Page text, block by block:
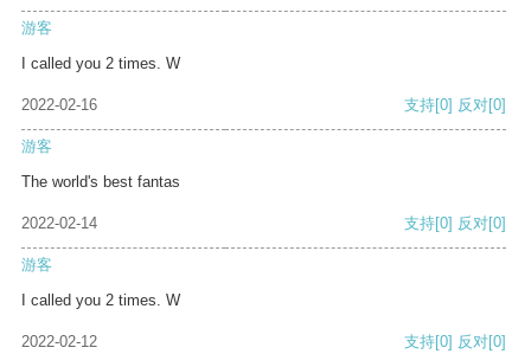
游客
I called you 2 times. W
2022-02-16 支持[0] 反对[0]
游客
The world's best fantas
2022-02-14 支持[0] 反对[0]
游客
I called you 2 times. W
2022-02-12 支持[0] 反对[0]